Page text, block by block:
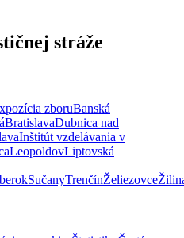
stráže
zboruBanská
BratislavaDubnica nad
Inštitút vzdelávania v
LeopoldovLiptovská
SučanyTrenčínŽeliezovce